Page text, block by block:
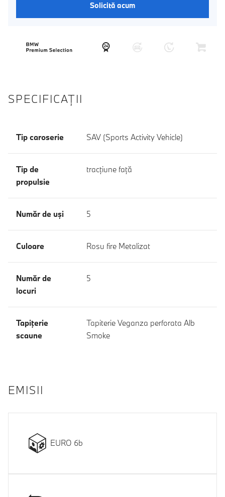
Solicită acum
SPECIFICAŢII
Tip caroserie SAV (Sports Activity Vehicle)
Tip de
propulsie
tracţiune faţă
Număr de uşi 5
Culoare Rosu fire Metalizat
Număr de
locuri
5
Tapiţerie
scaune
Tapiterie Veganza perforata Alb
Smoke
EMISII
EURO 6b